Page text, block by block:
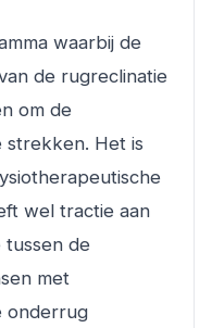
waarbij de
de rugreclinatie
om de
Het is
wel tractie aan
tussen de
met
onderrug